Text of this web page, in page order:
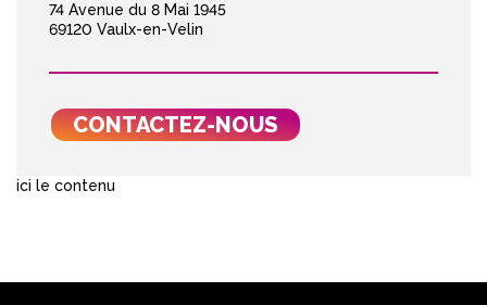
74 Avenue du 8 Mai 1945
69120 Vaulx-en-Velin
CONTACTEZ-NOUS
ici le contenu